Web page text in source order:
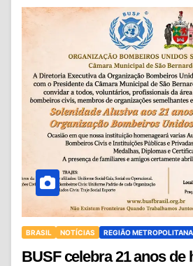
BRASIL NOTÍCIAS REGIÃO METROPOLITANA
BUSF celebra 21 anos de